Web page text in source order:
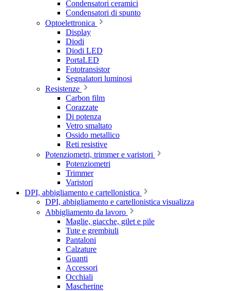
Condensatori ceramici
Condensatori di spunto
Optoelettronica
Display
Diodi
Diodi LED
PortaLED
Fototransistor
Segnalatori luminosi
Resistenze
Carbon film
Corazzate
Di potenza
Vetro smaltato
Ossido metallico
Reti resistive
Potenziometri, trimmer e varistori
Potenziometri
Trimmer
Varistori
DPI, abbigliamento e cartellonistica
DPI, abbigliamento e cartellonistica visualizza
Abbigliamento da lavoro
Maglie, giacche, gilet e pile
Tute e grembiuli
Pantaloni
Calzature
Guanti
Accessori
Occhiali
Mascherine